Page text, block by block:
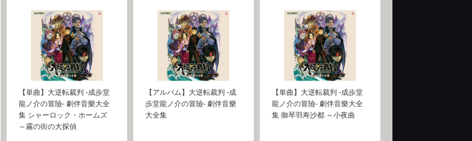
【単曲】大逆転裁判 -成歩堂
龍ノ介の冒險- 劇伴音樂大全
集 シャーロック・ホームズ
～霧の街の大探偵
【アルバム】大逆転裁判 -成
歩堂龍ノ介の冒險- 劇伴音樂
大全集
【単曲】大逆転裁判 -成歩堂
龍ノ介の冒險- 劇伴音樂大全
集 御琴羽寿沙都 ～小夜曲